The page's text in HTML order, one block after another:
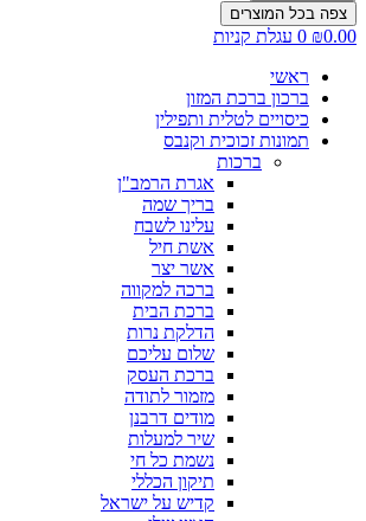
צפה בכל המוצרים
₪0.00
0 עגלת קניות
ראשי
ברכון ברכת המזון
כיסויים לטלית ותפילין
תמונות זכוכית וקנבס
ברכות
אגרת הרמב"ן
בריך שמה
עלינו לשבח
אשת חיל
אשר יצר
ברכה למקווה
ברכת הבית
הדלקת נרות
שלום עליכם
ברכת העסק
מזמור לתודה
מודים דרבנן
שיר למעלות
נשמת כל חי
תיקון הכללי
קדיש על ישראל